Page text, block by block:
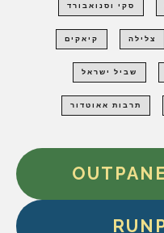
סקי וסנואבורד
צלילה קיאקים
שביל ישראל
תרבות אאוטדור